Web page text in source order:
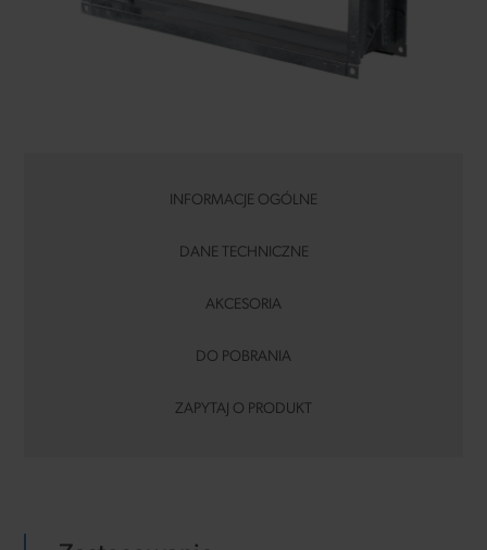
INFORMACJE OGÓLNE
DANE TECHNICZNE
AKCESORIA
DO POBRANIA
ZAPYTAJ O PRODUKT